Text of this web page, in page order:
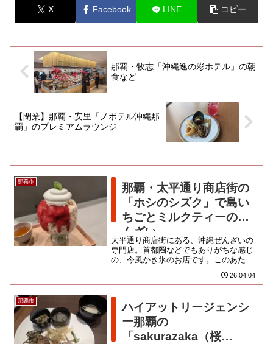
X Facebook LINE コピー
那覇・牧志「沖縄逸の彩ホテル」の朝
食など
【閉業】那覇・安里「ノボテル沖縄那
覇」のプレミアムラウンジ
那覇市
那覇・太平通り商店街の
「ホシのシズク」で島い
ちごとミルクティーのぜ
んざい
大平通り商店街にある、沖縄ぜんざいの
専門店。首都圏などでもありがちな感じ
の、今風かき氷のお店です。このあたり
高カロリーな惣菜店や激安八百... 26.04.04
那覇市
ハイアットリージェンシ
ー那覇の
「sakurazaka（桜